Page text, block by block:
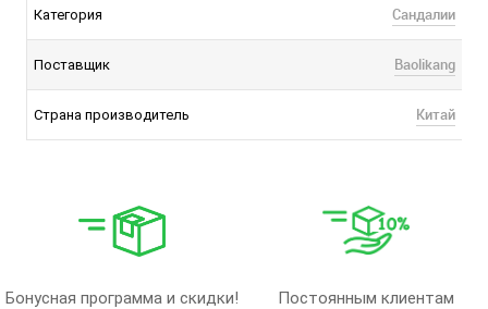
Категория Сандалии
Поставщик Baolikang
Страна производитель Китай
Бонусная программа и скидки!
Постоянным клиентам